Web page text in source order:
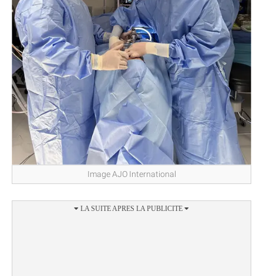
Image AJO International